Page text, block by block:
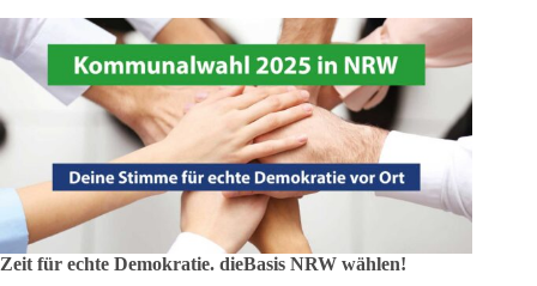
Zeit für echte Demokratie. dieBasis NRW wählen!